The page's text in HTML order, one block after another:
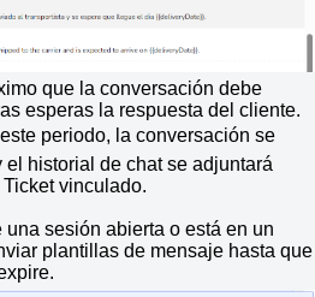
que la conversación debe
esperas la respuesta del cliente.
periodo, la conversación se
historial de chat se adjuntará
vinculado.
una sesión abierta o está en un
plantillas de mensaje hasta que